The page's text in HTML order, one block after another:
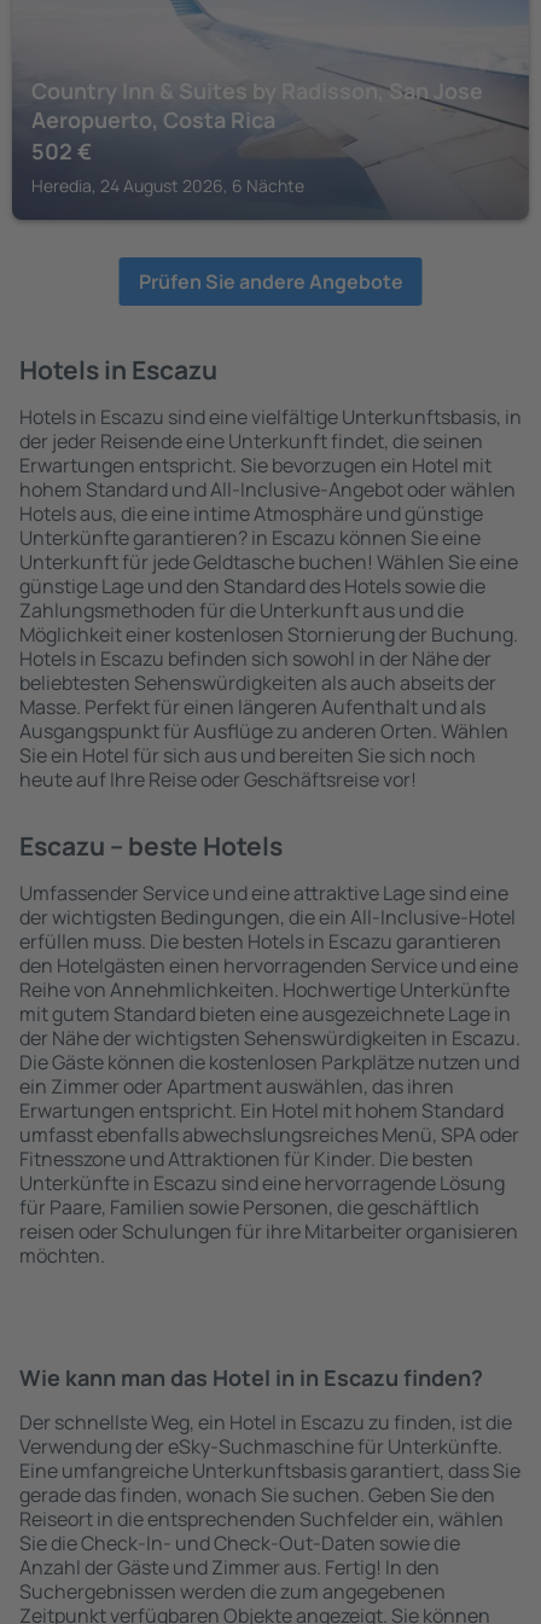
Country Inn & Suites by Radisson, San Jose
Aeropuerto, Costa Rica
502 €
Heredia, 24 August 2026, 6 Nächte
Prüfen Sie andere Angebote
Hotels in Escazu
Hotels in Escazu sind eine vielfältige Unterkunftsbasis, in
der jeder Reisende eine Unterkunft findet, die seinen
Erwartungen entspricht. Sie bevorzugen ein Hotel mit
hohem Standard und All-Inclusive-Angebot oder wählen
Hotels aus, die eine intime Atmosphäre und günstige
Unterkünfte garantieren? in Escazu können Sie eine
Unterkunft für jede Geldtasche buchen! Wählen Sie eine
günstige Lage und den Standard des Hotels sowie die
Zahlungsmethoden für die Unterkunft aus und die
Möglichkeit einer kostenlosen Stornierung der Buchung.
Hotels in Escazu befinden sich sowohl in der Nähe der
beliebtesten Sehenswürdigkeiten als auch abseits der
Masse. Perfekt für einen längeren Aufenthalt und als
Ausgangspunkt für Ausflüge zu anderen Orten. Wählen
Sie ein Hotel für sich aus und bereiten Sie sich noch
heute auf Ihre Reise oder Geschäftsreise vor!
Escazu – beste Hotels
Umfassender Service und eine attraktive Lage sind eine
der wichtigsten Bedingungen, die ein All-Inclusive-Hotel
erfüllen muss. Die besten Hotels in Escazu garantieren
den Hotelgästen einen hervorragenden Service und eine
Reihe von Annehmlichkeiten. Hochwertige Unterkünfte
mit gutem Standard bieten eine ausgezeichnete Lage in
der Nähe der wichtigsten Sehenswürdigkeiten in Escazu.
Die Gäste können die kostenlosen Parkplätze nutzen und
ein Zimmer oder Apartment auswählen, das ihren
Erwartungen entspricht. Ein Hotel mit hohem Standard
umfasst ebenfalls abwechslungsreiches Menü, SPA oder
Fitnesszone und Attraktionen für Kinder. Die besten
Unterkünfte in Escazu sind eine hervorragende Lösung
für Paare, Familien sowie Personen, die geschäftlich
reisen oder Schulungen für ihre Mitarbeiter organisieren
möchten.
Wie kann man das Hotel in in Escazu finden?
Der schnellste Weg, ein Hotel in Escazu zu finden, ist die
Verwendung der eSky-Suchmaschine für Unterkünfte.
Eine umfangreiche Unterkunftsbasis garantiert, dass Sie
gerade das finden, wonach Sie suchen. Geben Sie den
Reiseort in die entsprechenden Suchfelder ein, wählen
Sie die Check-In- und Check-Out-Daten sowie die
Anzahl der Gäste und Zimmer aus. Fertig! In den
Suchergebnissen werden die zum angegebenen
Zeitpunkt verfügbaren Objekte angezeigt. Sie können